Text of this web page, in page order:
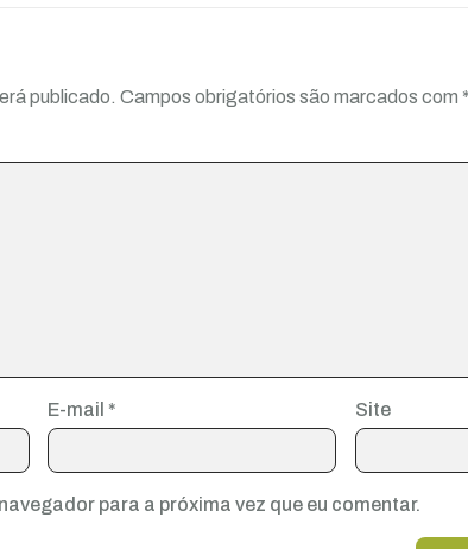
publicado. Campos obrigatórios são marcados com
E-mail * Site
para a próxima vez que eu comentar.